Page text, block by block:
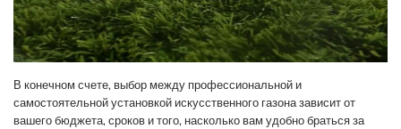
В конечном счете, выбор между профессиональной и
самостоятельной установкой искусственного газона зависит от
вашего бюджета, сроков и того, насколько вам удобно браться за